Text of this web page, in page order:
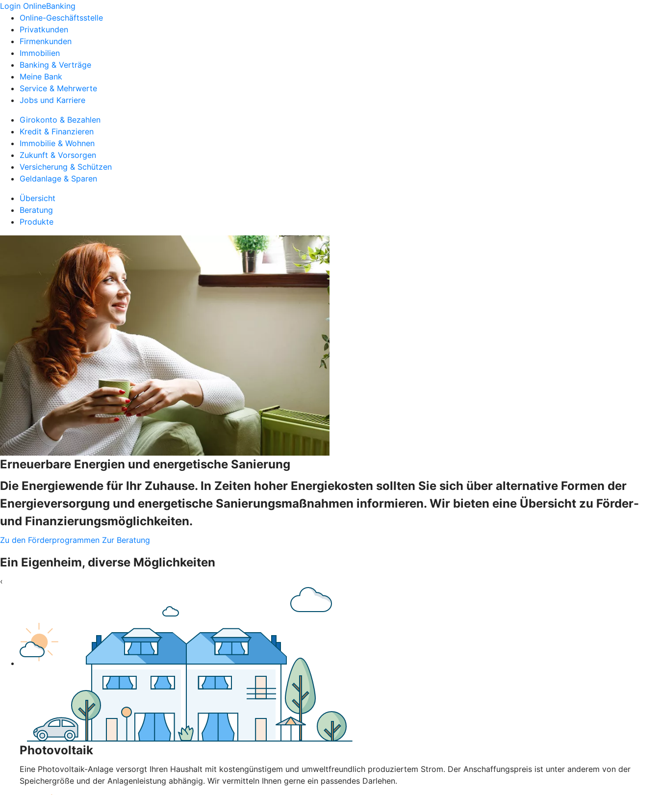
Login OnlineBanking
Online-Geschäftsstelle
Privatkunden
Firmenkunden
Immobilien
Banking & Verträge
Meine Bank
Service & Mehrwerte
Jobs und Karriere
Girokonto & Bezahlen
Kredit & Finanzieren
Immobilie & Wohnen
Zukunft & Vorsorgen
Versicherung & Schützen
Geldanlage & Sparen
Übersicht
Beratung
Produkte
Erneuerbare Energien und energetische Sanierung
Die Energiewende für Ihr Zuhause. In Zeiten hoher Energiekosten sollten Sie sich über alternative Formen der
Energieversorgung und energetische Sanierungsmaßnahmen informieren. Wir bieten eine Übersicht zu Förder-
und Finanzierungsmöglichkeiten.
Zu den Förderprogrammen Zur Beratung
Ein Eigenheim, diverse Möglichkeiten
‹
Photovoltaik
Eine Photovoltaik-Anlage versorgt Ihren Haushalt mit kostengünstigem und umweltfreundlich produziertem Strom. Der Anschaffungspreis ist unter anderem von der
Speichergröße und der Anlagenleistung abhängig. Wir vermitteln Ihnen gerne ein passendes Darlehen.